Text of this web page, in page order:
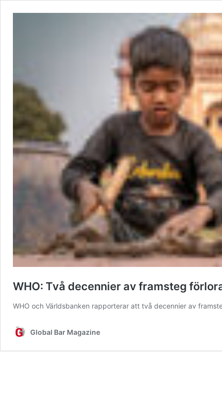
WHO: Två decennier av framsteg
WHO och Världsbanken rapporterar att två decennier av
Global Bar Magazine